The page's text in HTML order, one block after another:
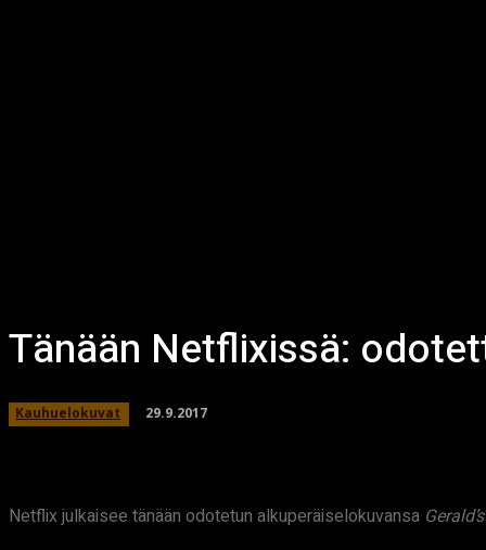
Tänään Netflixissä:
Kauhuelokuvat 29.9.2017
Netflix julkaisee tänään odotetun alkuperäiselokuvansa